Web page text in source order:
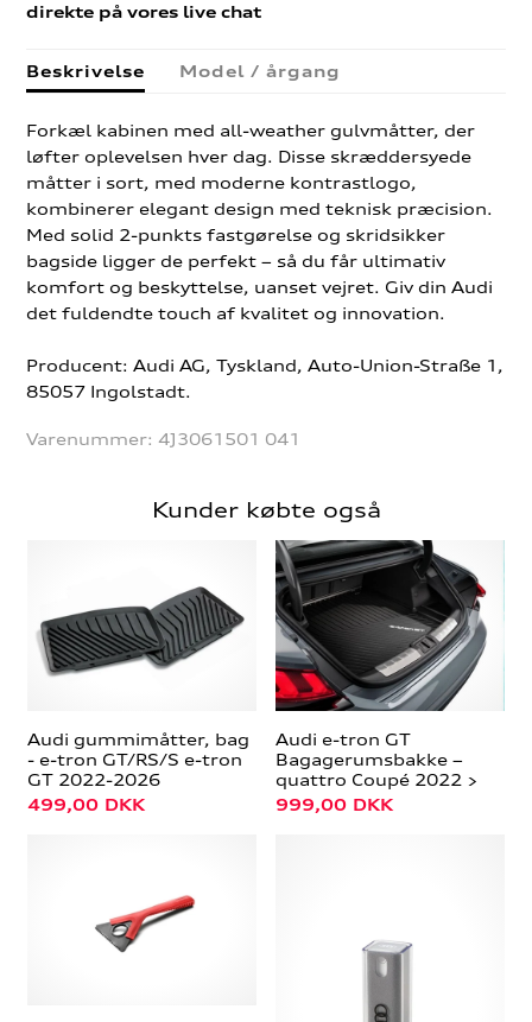
direkte på vores live chat
Beskrivelse Model / årgang
Forkæl kabinen med all-weather gulvmåtter, der
løfter oplevelsen hver dag. Disse skræddersyede
måtter i sort, med moderne kontrastlogo,
kombinerer elegant design med teknisk præcision.
Med solid 2-punkts fastgørelse og skridsikker
bagside ligger de perfekt – så du får ultimativ
komfort og beskyttelse, uanset vejret. Giv din Audi
det fuldendte touch af kvalitet og innovation.
Producent: Audi AG, Tyskland, Auto-Union-Straße 1,
85057 Ingolstadt.
Varenummer:4J3061501 041
Kunder købte også
Audi gummimåtter, bag
- e-tron GT/RS/S e-tron
GT 2022-2026
499,00 DKK
Audi e-tron GT
Bagagerumsbakke –
quattro Coupé 2022 >
999,00 DKK